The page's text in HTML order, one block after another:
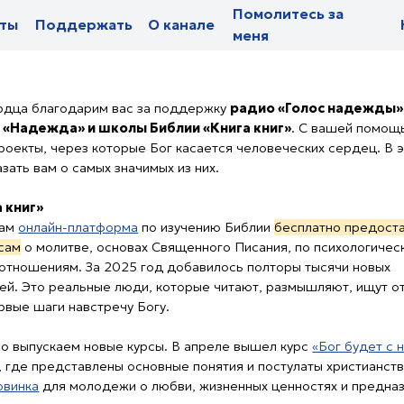
О канале
Помолитесь за
меня
Новости
О канале
Помолитесь за
меня
Новости
и школы Библии «Книга книг». С вашей помощью мы
через которые Бог касается человеческих сердец. В этом письме
о самых значимых из них.
платформа
основах Священного Писания, по психологической помощи
За 2025 год добавилось полторы тысячи новых
реальные люди, которые читают, размышляют, ищут ответы
навстречу Богу.
новые курсы. В апреле вышел курс
молодежи о любви, жизненных ценностях и предназначении.